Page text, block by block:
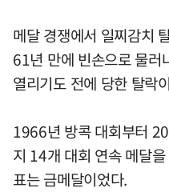
메달 경쟁에서 일찌감치
61년 만에 빈손으로 물러
열리기도 전에 당한 탈락
1966년 방콕 대회부터
지 14개 대회 연속 메달
표는 금메달이었다.